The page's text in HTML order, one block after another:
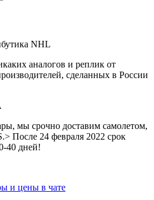
NHL
аналогов и реплик от
сделанных в России
мы срочно доставим самолетом,
После 24 февраля 2022 срок
40 дней!
и цены в чате